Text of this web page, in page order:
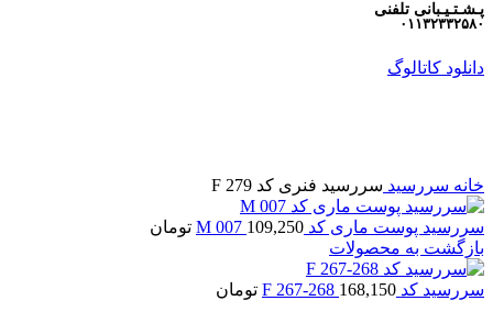
پـشـتـیـبانی تلفنی
۰۱۱۳۲۳۳۲۵۸۰
دانلود کاتالوگ
خانه سررسید سررسید فنری کد F 279
سررسید پوست ماری کد M 007 109,250
تومان
بازگشت به محصولات
سررسید کد F 267-268 168,150 تومان